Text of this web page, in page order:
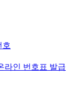
호
라인 번호표 발급